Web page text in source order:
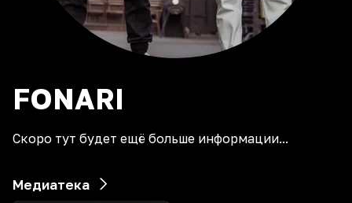
FONARI
Скоро тут будет ещё больше информации...
Медиатека